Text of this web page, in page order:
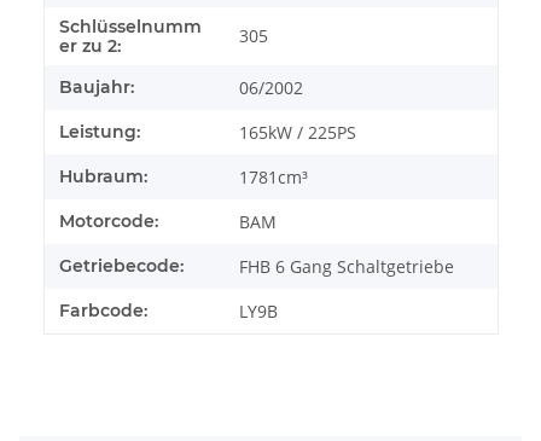
Schlüsselnumm
er zu 2:
305
Baujahr: 06/2002
Leistung: 165kW / 225PS
Hubraum: 1781cm³
Motorcode: BAM
Getriebecode: FHB 6 Gang Schaltgetriebe
Farbcode: LY9B